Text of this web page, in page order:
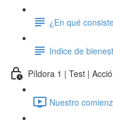
¿En qué
Indice de
Píldora 1 | Test |
Nuestro